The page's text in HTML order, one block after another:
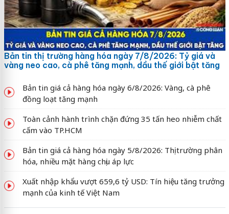
Bản tin thị trường hàng hóa ngày 7/8/2026: Tỷ giá và
vàng neo cao, cà phê tăng mạnh, dầu thế giới bật tăng
Bản tin giá cả hàng hóa ngày 6/8/2026: Vàng, cà phê
đồng loạt tăng mạnh
Toàn cảnh hành trình chặn đứng 35 tấn heo nhiễm chất
cấm vào TP.HCM
Bản tin giá cả hàng hóa ngày 5/8/2026: Thị trường phân
hóa, nhiều mặt hàng chịu áp lực
Xuất nhập khẩu vượt 659,6 tỷ USD: Tín hiệu tăng trưởng
mạnh của kinh tế Việt Nam